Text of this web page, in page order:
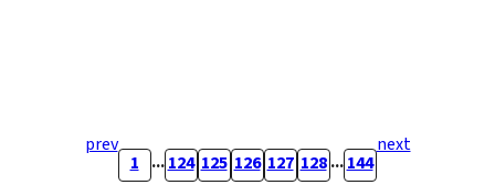
prev next
1 ... 124 125 126 127 128 ... 144